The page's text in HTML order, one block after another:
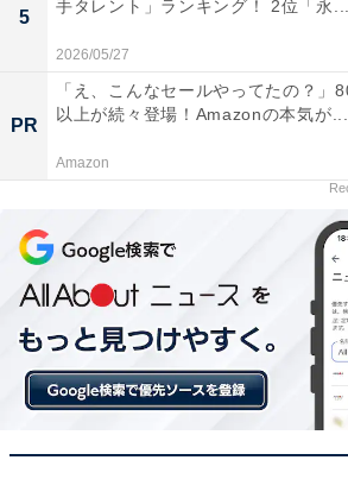
10位までの全ラ
5
手タレント」ランキング！ 2位「永...
2026/05/27
PR
「え、こんなセールやってたの？」
以上が続々登場！Amazonの本気が...
Amazon